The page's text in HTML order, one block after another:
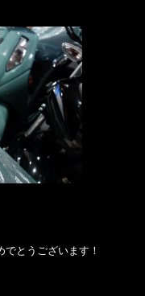
とうございます！